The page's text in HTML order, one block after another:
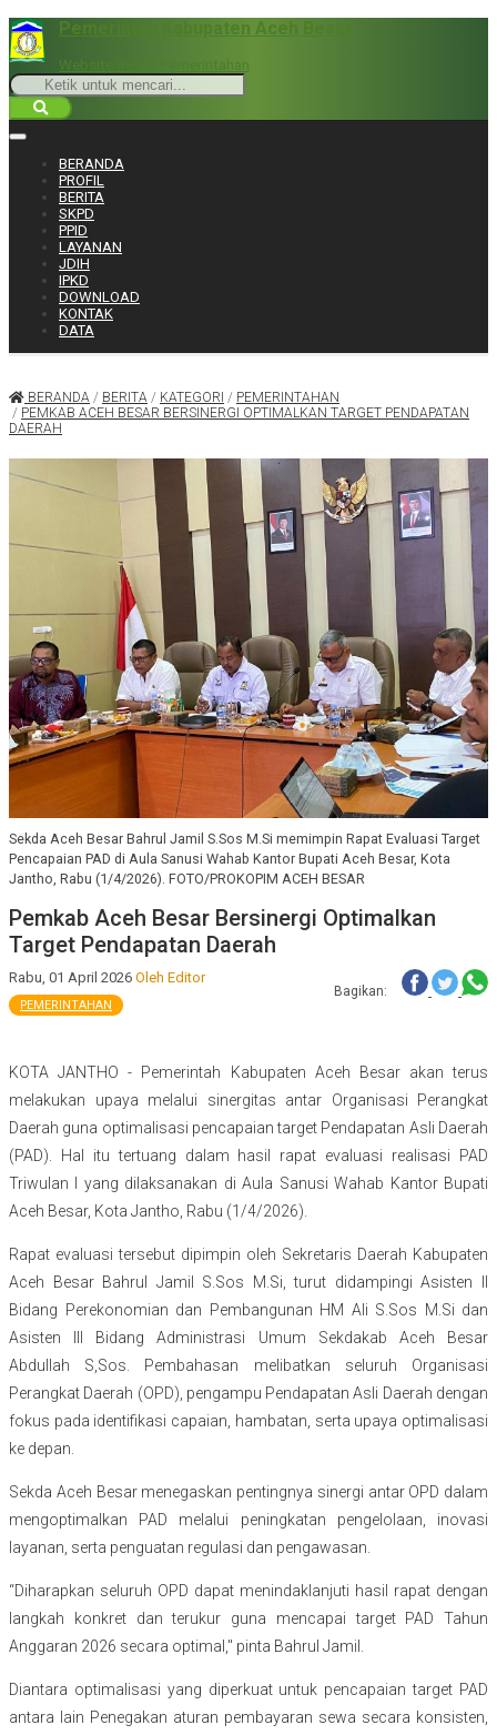
Pemerintah Kabupaten Aceh Besar
Website Resmi Pemerintahan
BERANDA
PROFIL
BERITA
SKPD
PPID
LAYANAN
JDIH
IPKD
DOWNLOAD
KONTAK
DATA
BERANDA / BERITA / KATEGORI / PEMERINTAHAN
/ PEMKAB ACEH BESAR BERSINERGI OPTIMALKAN TARGET PENDAPATAN
DAERAH
Sekda Aceh Besar Bahrul Jamil S.Sos M.Si memimpin Rapat Evaluasi Target
Pencapaian PAD di Aula Sanusi Wahab Kantor Bupati Aceh Besar, Kota
Jantho, Rabu (1/4/2026). FOTO/PROKOPIM ACEH BESAR
Pemkab Aceh Besar Bersinergi Optimalkan
Target Pendapatan Daerah
Rabu, 01 April 2026 Oleh Editor
Bagikan:
PEMERINTAHAN
KOTA JANTHO - Pemerintah Kabupaten Aceh Besar akan terus
melakukan upaya melalui sinergitas antar Organisasi Perangkat
Daerah guna optimalisasi pencapaian target Pendapatan Asli Daerah
(PAD). Hal itu tertuang dalam hasil rapat evaluasi realisasi PAD
Triwulan I yang dilaksanakan di Aula Sanusi Wahab Kantor Bupati
Aceh Besar, Kota Jantho, Rabu (1/4/2026).
Rapat evaluasi tersebut dipimpin oleh Sekretaris Daerah Kabupaten
Aceh Besar Bahrul Jamil S.Sos M.Si, turut didampingi Asisten II
Bidang Perekonomian dan Pembangunan HM Ali S.Sos M.Si dan
Asisten III Bidang Administrasi Umum Sekdakab Aceh Besar
Abdullah S,Sos. Pembahasan melibatkan seluruh Organisasi
Perangkat Daerah (OPD), pengampu Pendapatan Asli Daerah dengan
fokus pada identifikasi capaian, hambatan, serta upaya optimalisasi
ke depan.
Sekda Aceh Besar menegaskan pentingnya sinergi antar OPD dalam
mengoptimalkan PAD melalui peningkatan pengelolaan, inovasi
layanan, serta penguatan regulasi dan pengawasan.
“Diharapkan seluruh OPD dapat menindaklanjuti hasil rapat dengan
langkah konkret dan terukur guna mencapai target PAD Tahun
Anggaran 2026 secara optimal," pinta Bahrul Jamil.
Diantara optimalisasi yang diperkuat untuk pencapaian target PAD
antara lain Penegakan aturan pembayaran sewa secara konsisten,